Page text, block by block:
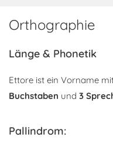
Orthographie
Länge & Phonetik
Ettore ist ein Vorname
Buchstaben und 3
Pallindrom: